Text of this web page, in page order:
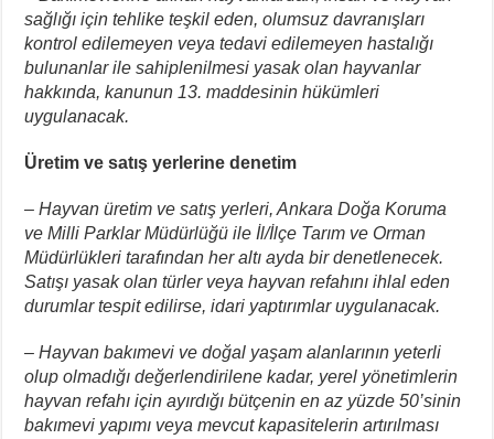
sağlığı için tehlike teşkil eden, olumsuz davranışları
kontrol edilemeyen veya tedavi edilemeyen hastalığı
bulunanlar ile sahiplenilmesi yasak olan hayvanlar
hakkında, kanunun 13. maddesinin hükümleri
uygulanacak.
Üretim ve satış yerlerine denetim
– Hayvan üretim ve satış yerleri, Ankara Doğa Koruma
ve Milli Parklar Müdürlüğü ile İl/İlçe Tarım ve Orman
Müdürlükleri tarafından her altı ayda bir denetlenecek.
Satışı yasak olan türler veya hayvan refahını ihlal eden
durumlar tespit edilirse, idari yaptırımlar uygulanacak.
– Hayvan bakımevi ve doğal yaşam alanlarının yeterli
olup olmadığı değerlendirilene kadar, yerel yönetimlerin
hayvan refahı için ayırdığı bütçenin en az yüzde 50’sinin
bakımevi yapımı veya mevcut kapasitelerin artırılması